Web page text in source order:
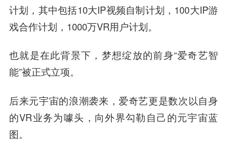
计划，其中包括10大IP视频自制计划，100大IP游
戏合作计划，1000万VR用户计划。
也就是在此背景下，梦想绽放的前身“爱奇艺智
能”被正式立项。
后来元宇宙的浪潮袭来，爱奇艺更是数次以自身
的VR业务为噱头，向外界勾勒自己的元宇宙蓝
图。